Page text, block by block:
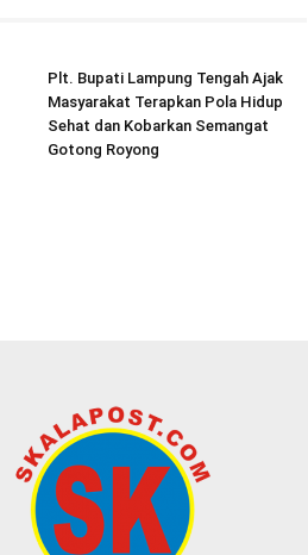
Plt. Bupati Lampung Tengah Ajak
Masyarakat Terapkan Pola Hidup
Sehat dan Kobarkan Semangat
Gotong Royong